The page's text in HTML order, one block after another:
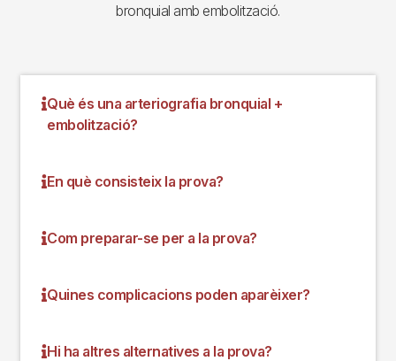
bronquial amb embolització.
Què és una arteriografia bronquial +
embolització?
En què consisteix la prova?
Com preparar-se per a la prova?
Quines complicacions poden aparèixer?
Hi ha altres alternatives a la prova?